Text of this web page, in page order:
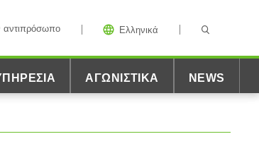
αντιπρόσωπο Ελληνικά
ΑΓΩΝΙΣΤΙΚΆ NEWS